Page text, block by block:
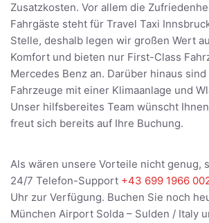
Zusatzkosten. Vor allem die
Fahrgäste steht für Travel Taxi
Stelle, deshalb legen wir großen Wert
Komfort und bieten nur First-Class
Mercedes Benz an. Darüber hinaus
Fahrzeuge mit einer Klimaanlage und
Unser hilfsbereites Team wünscht
freut sich bereits auf Ihre Buchung.
Als wären unsere Vorteile nicht genug,
24/7 Telefon-Support +43 699 1966
Uhr zur Verfügung. Buchen Sie noch
München Airport Solda – Sulden / Italy